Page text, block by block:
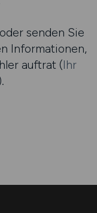
senden Sie
Informationen,
auftrat (Ihr